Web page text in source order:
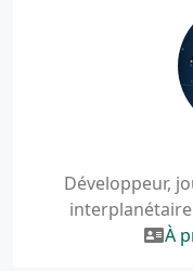
Développeur,
À